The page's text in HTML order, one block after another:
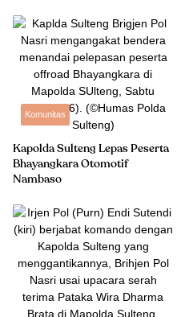
Komunitas
Kapolda Sulteng Lepas Peserta
Bhayangkara Otomotif
Nambaso